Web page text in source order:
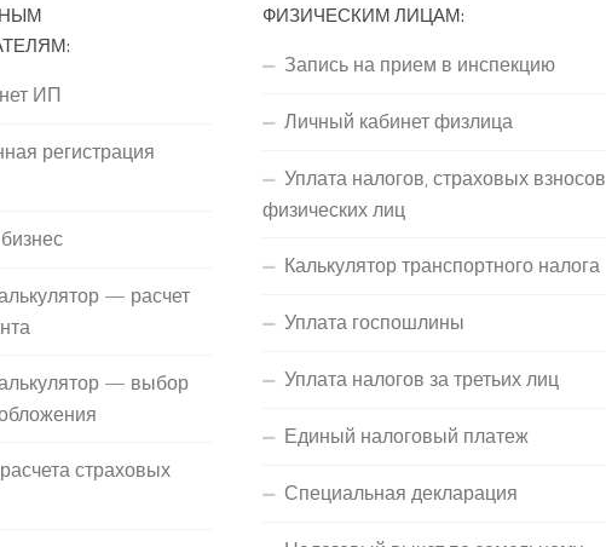
ИП
регистрация
— расчет
— выбор
страховых
ФИЗИЧЕСКИМ ЛИЦАМ:
Запись на прием в инспекцию
Личный кабинет физлица
Уплата налогов, страховых взносов
физических лиц
Калькулятор транспортного налога
Уплата госпошлины
Уплата налогов за третьих лиц
Единый налоговый платеж
Специальная декларация